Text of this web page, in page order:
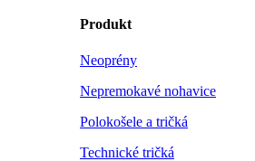
Produkt
Neoprény
Nepremokavé nohavice
Polokošele a tričká
Technické tričká